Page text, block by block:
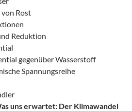
Rost
Reduktion
gegenüber Wasserstoff
Spannungsreihe
uns erwartet: Der Klimawandel